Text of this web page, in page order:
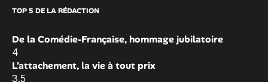
TOP 5 DE LA RÉDACTION
De la Comédie-Française, hommage jubilatoire
4
L’attachement, la vie à tout prix
3.5